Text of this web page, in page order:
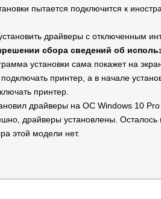
пытается подключится к
драйверы с отключенным
сбора сведений об
установки сама покажет на
принтер, а в начале
принтер.
драйверы на ОС Windows 10
драйверы установлены.
этой модели нет.